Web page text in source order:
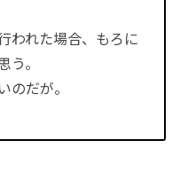
われた場合、もろに
。
のだが。